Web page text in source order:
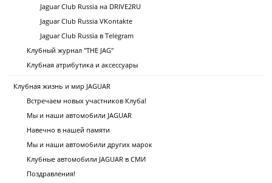
Jaguar Club Russia на DRIVE2RU
Jaguar Club Russia VKontakte
Jaguar Club Russia в Telegram
Клубный журнал "THE JAG"
Клубная атрибутика и аксессуары
Клубная жизнь и мир JAGUAR
Встречаем новых участников Клуба!
Мы и наши автомобили JAGUAR
Навечно в нашей памяти
Мы и наши автомобили других марок
Клубные автомобили JAGUAR в СМИ
Поздравления!